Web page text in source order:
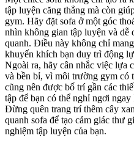
tập luyện căng thẳng mà còn
gym. Hãy đặt sofa ở một góc
nhìn không gian tập luyện và dễ
quanh. Điều này không chỉ
khuyến khích bạn duy trì động
Ngoài ra, hãy cân nhắc việc lựa
và bền bỉ, vì môi trường gym có
cũng nên được bố trí gần các
tập để bạn có thể nghỉ ngơi
Đừng quên trang trí thêm cây
quanh sofa để tạo cảm giác thư
nghiệm tập luyện của bạn.